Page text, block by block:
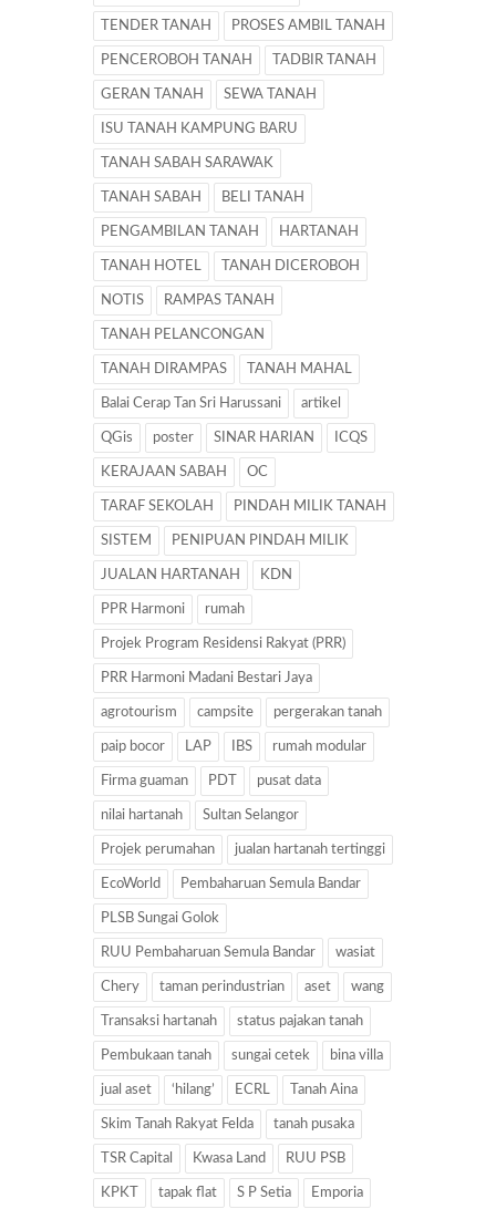
TENDER TANAH PROSES AMBIL TANAH
PENCEROBOH TANAH TADBIR TANAH
GERAN TANAH SEWA TANAH
ISU TANAH KAMPUNG BARU
TANAH SABAH SARAWAK
TANAH SABAH BELI TANAH
PENGAMBILAN TANAH HARTANAH
TANAH HOTEL TANAH DICEROBOH
NOTIS RAMPAS TANAH
TANAH PELANCONGAN
TANAH DIRAMPAS TANAH MAHAL
Balai Cerap Tan Sri Harussani artikel
QGis poster SINAR HARIAN ICQS
KERAJAAN SABAH OC
TARAF SEKOLAH PINDAH MILIK TANAH
SISTEM PENIPUAN PINDAH MILIK
JUALAN HARTANAH KDN
PPR Harmoni rumah
Projek Program Residensi Rakyat (PRR)
PRR Harmoni Madani Bestari Jaya
agrotourism campsite pergerakan tanah
paip bocor LAP IBS rumah modular
Firma guaman PDT pusat data
nilai hartanah Sultan Selangor
Projek perumahan jualan hartanah tertinggi
EcoWorld Pembaharuan Semula Bandar
PLSB Sungai Golok
RUU Pembaharuan Semula Bandar wasiat
Chery taman perindustrian aset wang
Transaksi hartanah status pajakan tanah
Pembukaan tanah sungai cetek bina villa
jual aset ‘hilang’ ECRL Tanah Aina
Skim Tanah Rakyat Felda tanah pusaka
TSR Capital Kwasa Land RUU PSB
KPKT tapak flat S P Setia Emporia